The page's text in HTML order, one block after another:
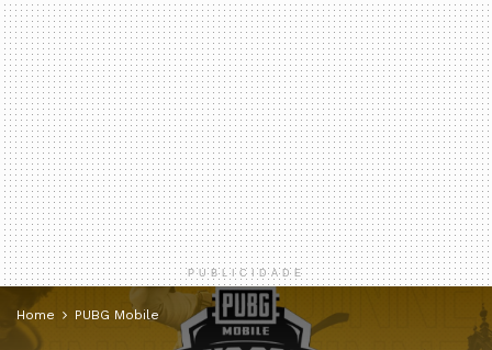
PUBLICIDADE
Home PUBG Mobile